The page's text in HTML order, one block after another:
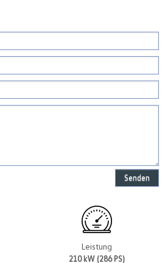
Senden
Leistung
210 kW (286 PS)